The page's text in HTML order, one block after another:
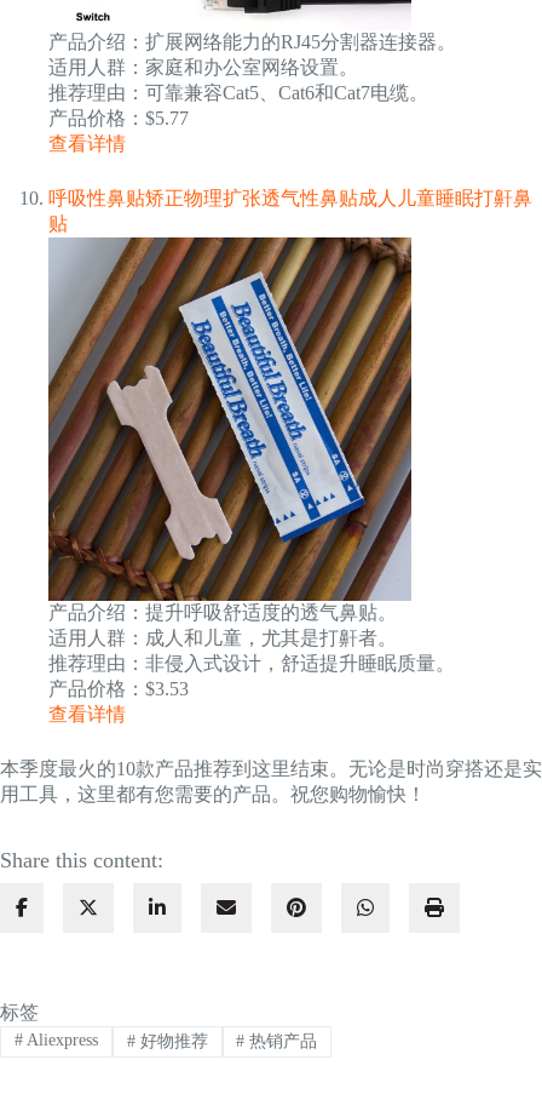
产品介绍：扩展网络能力的RJ45分割器连接器。
适用人群：家庭和办公室网络设置。
推荐理由：可靠兼容Cat5、Cat6和Cat7电缆。
产品价格：$5.77
查看详情
呼吸性鼻贴矫正物理扩张透气性鼻贴成人儿童睡眠打鼾鼻
贴
产品介绍：提升呼吸舒适度的透气鼻贴。
适用人群：成人和儿童，尤其是打鼾者。
推荐理由：非侵入式设计，舒适提升睡眠质量。
产品价格：$3.53
查看详情
本季度最火的10款产品推荐到这里结束。无论是时尚穿搭还是实
用工具，这里都有您需要的产品。祝您购物愉快！
Share this content:
标签
#Aliexpress #好物推荐 # 热销产品